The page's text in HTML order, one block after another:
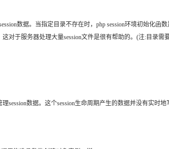
数据。当指定目录不存在时，php session环境初始化
对于服务器处理大量session文件是很有帮助的。(注:目录需
session数据。这个session生命周期产生的数据并没有